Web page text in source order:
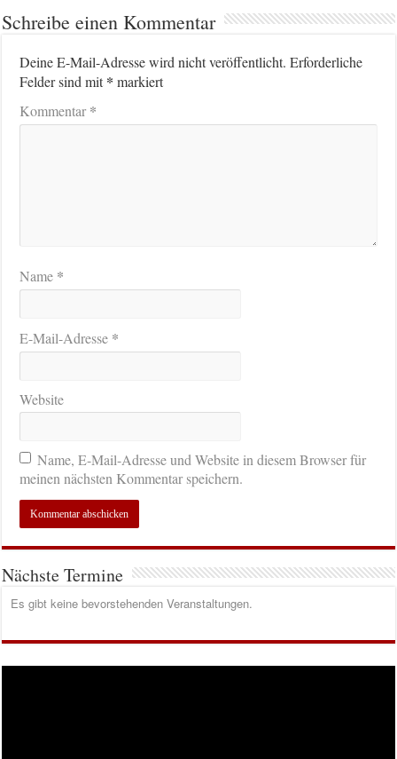
Schreibe einen Kommentar
Deine E-Mail-Adresse wird nicht veröffentlicht. Erforderliche
Felder sind mit* markiert
Kommentar*
Name *
E-Mail-Adresse *
Website
Name, E-Mail-Adresse und Website in diesem Browser für
meinen nächsten Kommentar speichern.
Nächste Termine
Es gibt keine bevorstehenden Veranstaltungen.